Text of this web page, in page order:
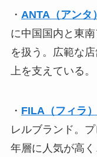
・ ANTA（アンタ）
に中国国内と東
を扱う。広範な
上を支えている。
・ FILA（フィラ）
レルブランド。
年層に人気が高